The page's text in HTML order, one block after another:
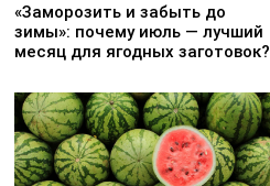
«Заморозить и забыть до
зимы»: почему июль — лучший
месяц для ягодных заготовок?